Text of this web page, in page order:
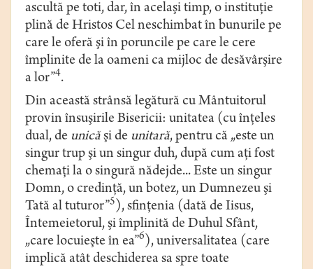
ascultă pe toti, dar, în acelaşi timp, o instituţie
plină de Hristos Cel neschimbat în bunurile pe
care le oferă şi în poruncile pe care le cere
împlinite de la oameni ca mijloc de desăvârşire
a lor”4.
Din această strânsă legătură cu Mântuitorul
provin însuşirile Bisericii: unitatea (cu înţeles
dual, de unicăşi de unitară, pentru că „este un
singur trup şi un singur duh, după cum aţi fost
chemaţi la o singură nădejde... Este un singur
Domn, o credinţă, un botez, un Dumnezeu şi
Tată al tuturor”5), sfinţenia (dată de Iisus,
Întemeietorul, şi împlinită de Duhul Sfânt,
„care locuieşte în ea”6), universalitatea (care
implică atât deschiderea sa spre toate